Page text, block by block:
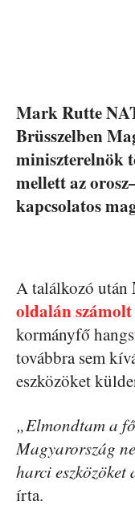
Mark Rutte
Brüsszelben
miniszterelnök
mellett az
kapcsolatos
A találkozó után
oldalán számolt
kormányfő
továbbra sem
eszközöket
„Elmondtam a
Magyarország
harci
írta.